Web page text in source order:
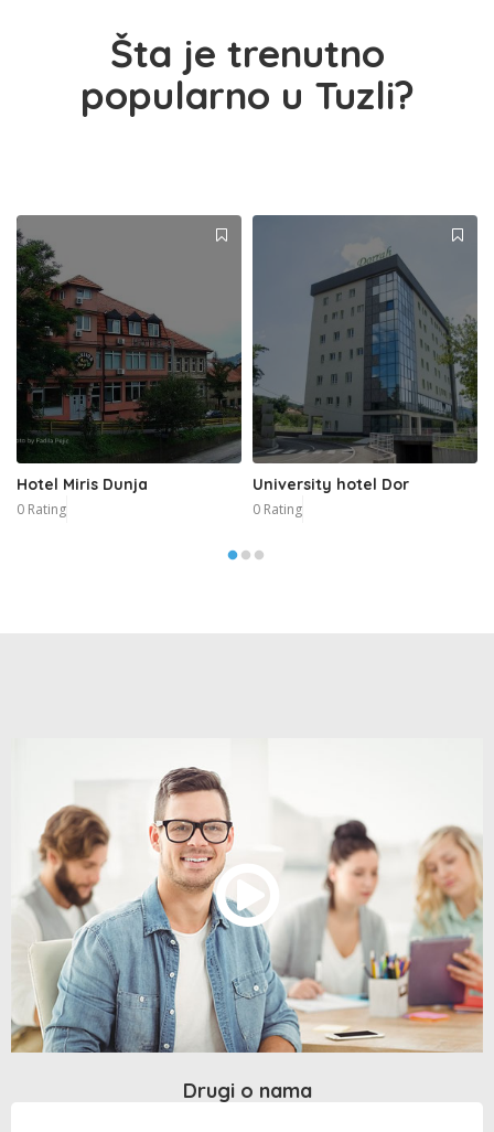
Šta je trenutno
popularno u Tuzli?
Hotel Miris Dunja
0 Rating
University hotel Dor
0 Rating
Drugi o nama